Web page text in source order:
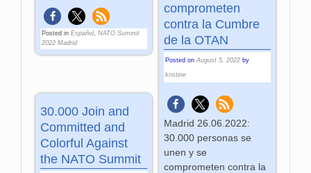
Posted in Español,NATO Summit
2022 Madrid
comprometen
contra la Cumbre
de la OTAN
Posted on August 5, 2022 by
kristine
Madrid 26.06.2022:
30.000 personas se
unen y se
comprometen contra la
30.000 Join and
Committed and
Colorful Against
the NATO Summit